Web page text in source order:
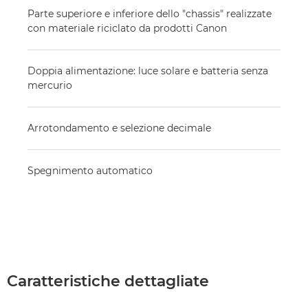
Parte superiore e inferiore dello "chassis" realizzate
con materiale riciclato da prodotti Canon
Doppia alimentazione: luce solare e batteria senza
mercurio
Arrotondamento e selezione decimale
Spegnimento automatico
Caratteristiche dettagliate